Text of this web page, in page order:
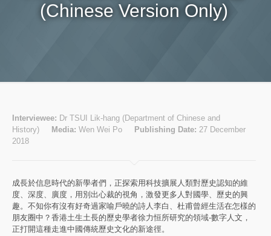
(Chinese Version Only)
Interviewee: Dr TSUI Lik-hang (Department of Chinese and
History)
Media: Wen Wei Po Publishing Date: 27 December
2018
成長於信息時代的新學者們，正探索用科技擴展人類對歷史認知的維
度、深度、廣度，用別出心裁的視角，激發更多人對國學、歷史的興
趣。不知你有沒有好奇過家喻戶曉的詩人李白、杜甫曾經生活在怎樣的
朋友圈中？香港土生土長的歷史學者徐力恒所研究的領域-數字人文，
正打開這種走進中國傳統歷史文化的新途徑。